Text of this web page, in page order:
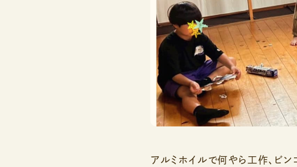
アルミホイルで何やら工作、ビン